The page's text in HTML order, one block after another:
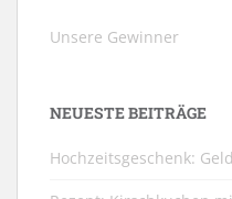
Unsere Gewinner
NEUESTE BEITRÄGE
Hochzeitsgeschenk: